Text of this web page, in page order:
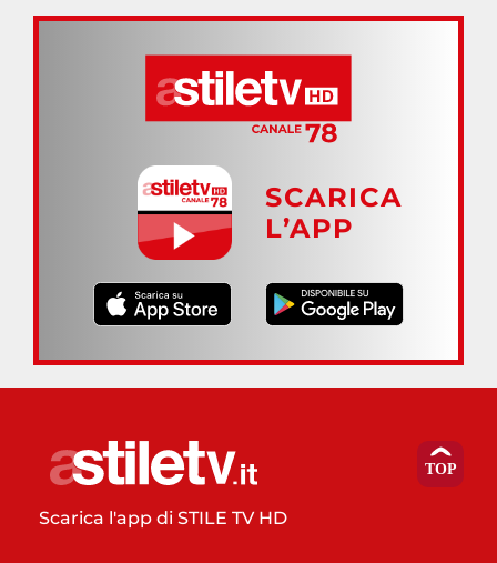
SCARICA
L’APP
Scarica l'app di STILE TV HD